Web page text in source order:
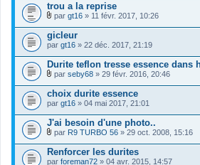
trou a la reprise
F
i
c
h
i
e
r
s
)
j
o
n
t
(
s
par gt16 » 11 févr. 2017, 10:26
gicleur
par gt16 » 22 déc. 2017, 21:19
Durite teflon tresse essence dans
F
i
c
h
i
e
r
s
)
par seby68 » 29 févr. 2016, 20:46
choix durite essence
par gt16 » 04 mai 2017, 21:01
J'ai besoin d'une photo..
F
i
c
par R9 TURBO 56 » 29 oct. 2008, 15:16
Renforcer les durites
par foreman72 » 04 avr. 2015, 14:57